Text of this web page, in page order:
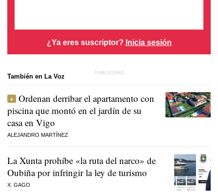
¿Ya eres suscriptor? Inicia sesión
También en La Voz
Ordenan derribar el apartamento con
piscina que montó en el jardín de su
casa en Vigo
ALEJANDRO MARTÍNEZ
La Xunta prohíbe «la ruta del narco» de
Oubiña por infringir la ley de turismo
X. GAGO